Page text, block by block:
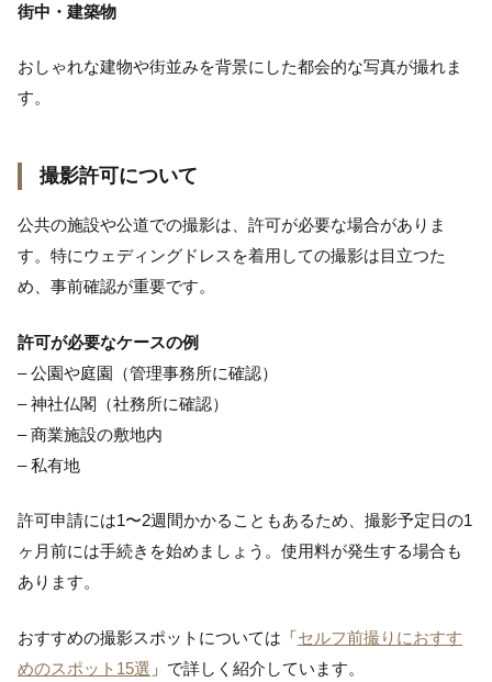
街中・建築物
おしゃれな建物や街並みを背景にした都会的な写真が撮れま
す。
撮影許可について
公共の施設や公道での撮影は、許可が必要な場合がありま
す。特にウェディングドレスを着用しての撮影は目立つた
め、事前確認が重要です。
許可が必要なケースの例
– 公園や庭園（管理事務所に確認）
– 神社仏閣（社務所に確認）
– 商業施設の敷地内
– 私有地
許可申請には1〜2週間かかることもあるため、撮影予定日の1
ヶ月前には手続きを始めましょう。使用料が発生する場合も
あります。
おすすめの撮影スポットについては「セルフ前撮りにおすす
めのスポット15選 」で詳しく紹介しています。